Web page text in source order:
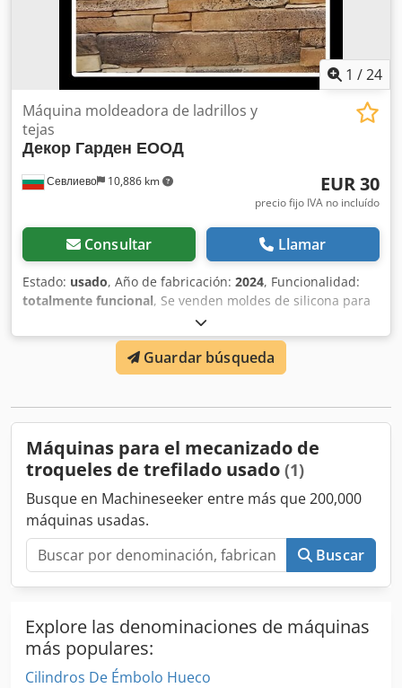
1 /24
Севлиево 10,886 km
Máquina moldeadora de ladrillos y
tejas
Декор Гарден ЕООД
EUR 30
precio fijo IVA no incluído
Consultar Llamar
Estado: usado, Año de fabricación: 2024, Funcionalidad:
totalmente funcional, Se venden moldes de silicona para
revestimiento de fachadas de cemento o yeso. Hay
disponibles aproximadamente 2,6 toneladas de moldes
para 15 tipos de piedra de revestimiento. El precio es de
30 € por kilogramo de molde de silicona, con un peso por
entre 2020 y 2024 y están en perfecto estado para su uso.
Guardar búsqueda
Máquinas para el mecanizado de
troqueles de trefilado usado (1)
Busque en Machineseeker entre más que 200,000
máquinas usadas.
Buscar
Explore las denominaciones de máquinas
más populares:
Cilindros De Émbolo Hueco